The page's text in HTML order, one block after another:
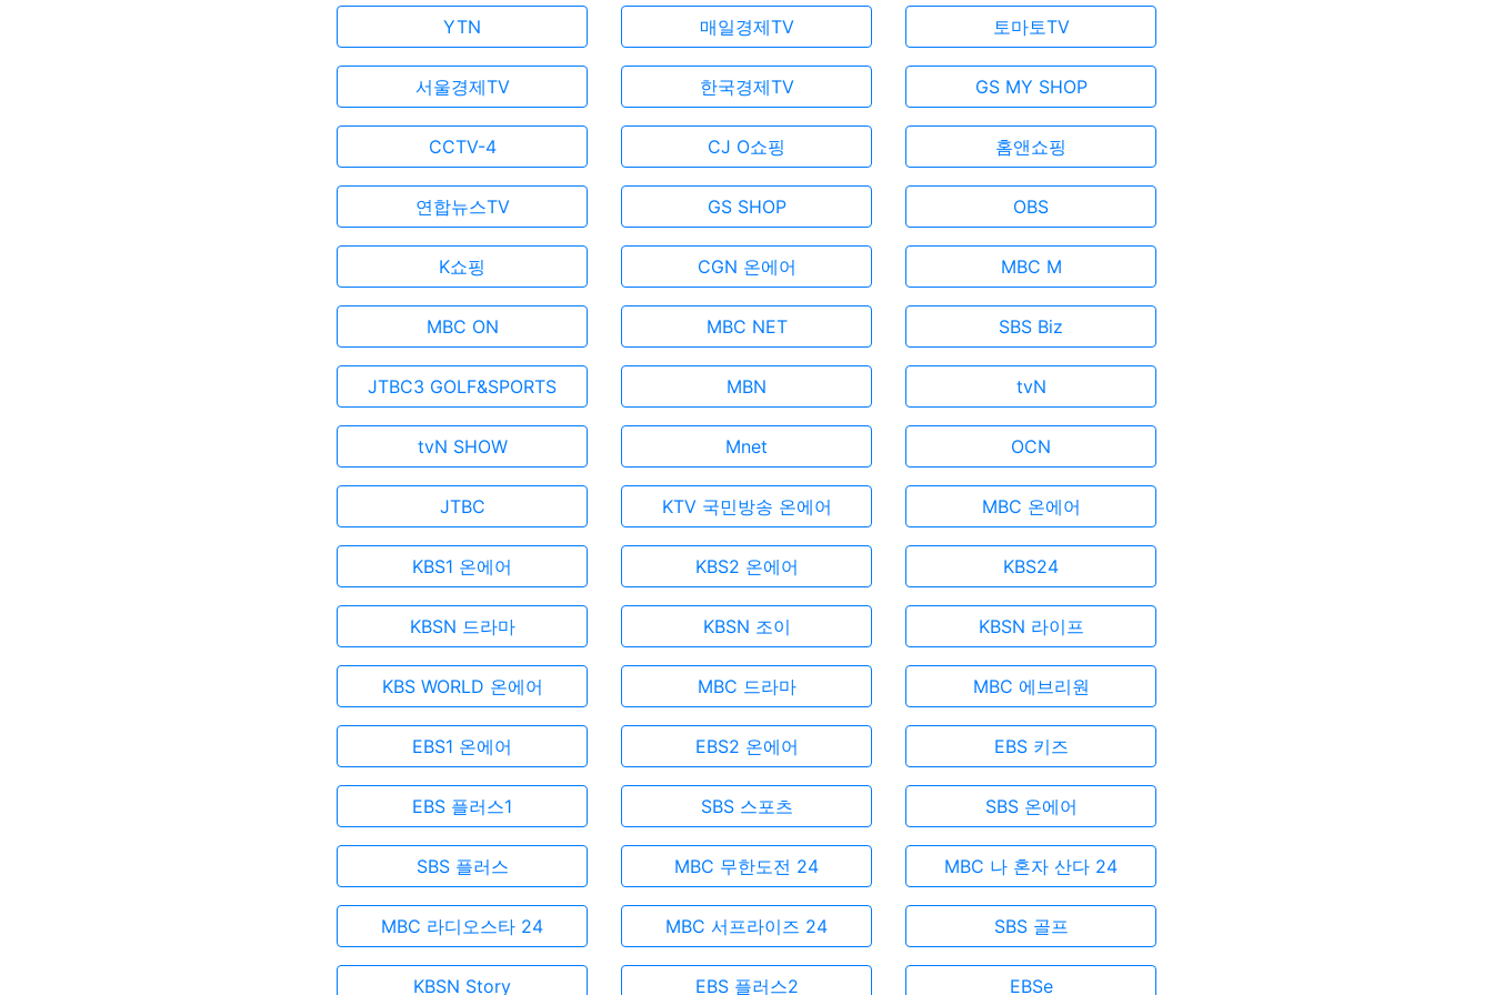
YTN 매일경제TV 토마토TV
서울경제TV 한국경제TV GS MY SHOP
CCTV-4 CJ O쇼핑 홈앤쇼핑
연합뉴스TV GS SHOP OBS
K쇼핑 CGN 온에어 MBC M
MBC ON MBC NET SBS Biz
JTBC3 GOLF&SPORTS MBN tvN
tvN SHOW Mnet OCN
JTBC KTV 국민방송 온에어 MBC 온에어
KBS1 온에어 KBS2 온에어 KBS24
KBSN 드라마 KBSN 조이 KBSN 라이프
KBS WORLD 온에어 MBC 드라마 MBC 에브리원
EBS1 온에어 EBS2 온에어 EBS 키즈
EBS 플러스1 SBS 스포츠 SBS 온에어
SBS 플러스 MBC 무한도전 24 MBC 나 혼자 산다 24
MBC 라디오스타 24 MBC 서프라이즈 24 SBS 골프
KBSN Story EBS 플러스2 EBSe